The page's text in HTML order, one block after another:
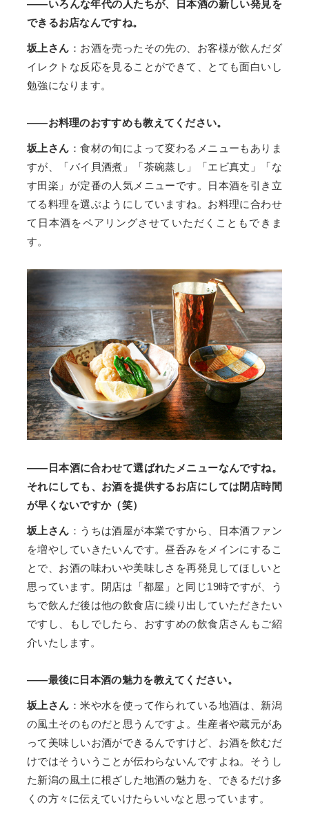
——いろんな年代の人たちが、日本酒の新しい発見を
できるお店なんですね。
坂上さん ：お酒を売ったその先の、お客様が飲んだダ
イレクトな反応を見ることができて、とても面白いし
勉強になります。
——お料理のおすすめも教えてください。
坂上さん ：食材の旬によって変わるメニューもありま
すが、「バイ貝酒煮」「茶碗蒸し」「エビ真丈」「な
す田楽」が定番の人気メニューです。日本酒を引き立
てる料理を選ぶようにしていますね。お料理に合わせ
て日本酒をペアリングさせていただくこともできま
す。
——日本酒に合わせて選ばれたメニューなんですね。
それにしても、お酒を提供するお店にしては閉店時間
が早くないですか（笑）
坂上さん ：うちは酒屋が本業ですから、日本酒ファン
を増やしていきたいんです。昼呑みをメインにするこ
とで、お酒の味わいや美味しさを再発見してほしいと
思っています。閉店は「都屋」と同じ19時ですが、う
ちで飲んだ後は他の飲食店に繰り出していただきたい
ですし、もしでしたら、おすすめの飲食店さんもご紹
介いたします。
——最後に日本酒の魅力を教えてください。
坂上さん ：米や水を使って作られている地酒は、新潟
の風土そのものだと思うんですよ。生産者や蔵元があ
って美味しいお酒ができるんですけど、お酒を飲むだ
けではそういうことが伝わらないんですよね。そうし
た新潟の風土に根ざした地酒の魅力を、できるだけ多
くの方々に伝えていけたらいいなと思っています。